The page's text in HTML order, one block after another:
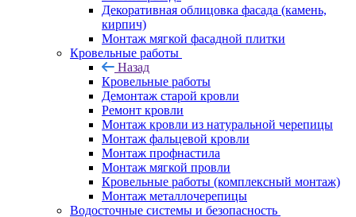
Декоративная облицовка фасада (камень,
кирпич)
Монтаж мягкой фасадной плитки
Кровельные работы
Назад
Кровельные работы
Демонтаж старой кровли
Ремонт кровли
Монтаж кровли из натуральной черепицы
Монтаж фальцевой кровли
Монтаж профнастила
Монтаж мягкой провли
Кровельные работы (комплексный монтаж)
Монтаж металлочерепицы
Водосточные системы и безопасность